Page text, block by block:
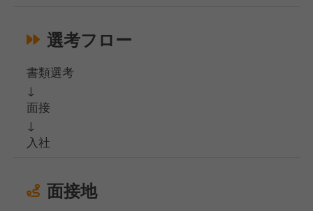
選考フロー
書類選考
↓
面接
↓
入社
面接地